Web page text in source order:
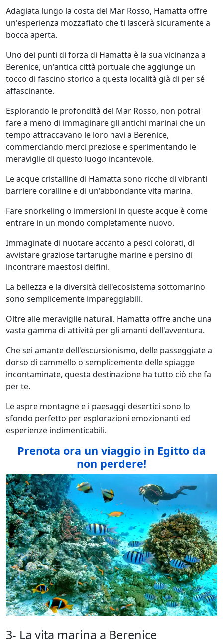
Adagiata lungo la costa del Mar Rosso, Hamatta offre
un'esperienza mozzafiato che ti lascerà sicuramente a
bocca aperta.
Uno dei punti di forza di Hamatta è la sua vicinanza a
Berenice, un'antica città portuale che aggiunge un
tocco di fascino storico a questa località già di per sé
affascinante.
Esplorando le profondità del Mar Rosso, non potrai
fare a meno di immaginare gli antichi marinai che un
tempo attraccavano le loro navi a Berenice,
commerciando merci preziose e sperimentando le
meraviglie di questo luogo incantevole.
Le acque cristalline di Hamatta sono ricche di vibranti
barriere coralline e di un'abbondante vita marina.
Fare snorkeling o immersioni in queste acque è come
entrare in un mondo completamente nuovo.
Immaginate di nuotare accanto a pesci colorati, di
avvistare graziose tartarughe marine e persino di
incontrare maestosi delfini.
La bellezza e la diversità dell'ecosistema sottomarino
sono semplicemente impareggiabili.
Oltre alle meraviglie naturali, Hamatta offre anche una
vasta gamma di attività per gli amanti dell'avventura.
Che sei amante dell'escursionismo, delle passeggiate a
dorso di cammello o semplicemente delle spiagge
incontaminate, questa destinazione ha tutto ciò che fa
per te.
Le aspre montagne e i paesaggi desertici sono lo
sfondo perfetto per esplorazioni emozionanti ed
esperienze indimenticabili.
Prenota ora un viaggio in Egitto da
non perdere!
3- La vita marina a Berenice